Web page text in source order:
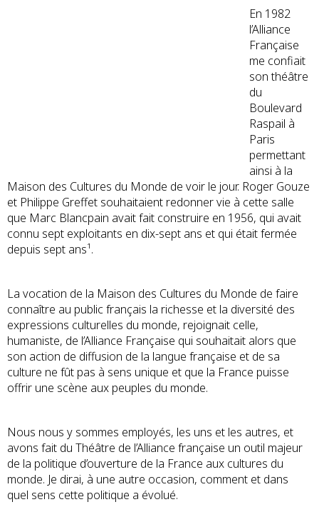
En 1982
l’Alliance
Française
me confiait
son théâtre
du
Boulevard
Raspail à
Paris
permettant
ainsi à la
Maison des Cultures du Monde de voir le jour. Roger Gouze
et Philippe Greffet souhaitaient redonner vie à cette salle
que Marc Blancpain avait fait construire en 1956, qui avait
connu sept exploitants en dix-sept ans et qui était fermée
depuis sept ans¹.
La vocation de la Maison des Cultures du Monde de faire
connaître au public français la richesse et la diversité des
expressions culturelles du monde, rejoignait celle,
humaniste, de l’Alliance Française qui souhaitait alors que
son action de diffusion de la langue française et de sa
culture ne fût pas à sens unique et que la France puisse
offrir une scène aux peuples du monde.
Nous nous y sommes employés, les uns et les autres, et
avons fait du Théâtre de l’Alliance française un outil majeur
de la politique d’ouverture de la France aux cultures du
monde. Je dirai, à une autre occasion, comment et dans
quel sens cette politique a évolué.